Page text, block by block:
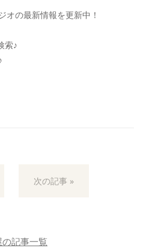
オの最新情報を更新中！
索♪
次の記事 »
記事一覧